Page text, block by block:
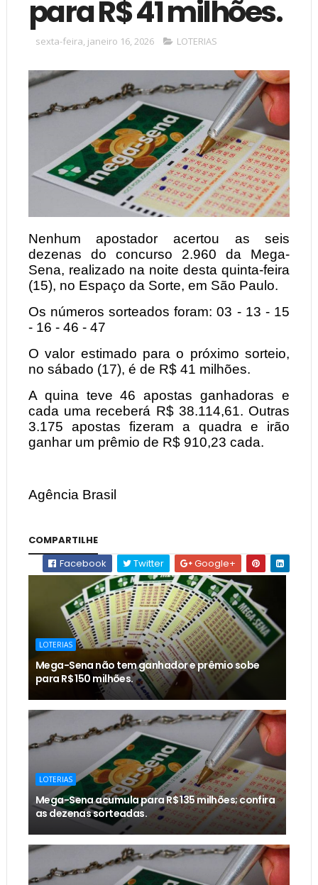
para R$ 41 milhões.
sexta-feira, janeiro 16, 2026 LOTERIAS
Nenhum apostador acertou as seis
dezenas do concurso 2.960 da Mega-
Sena, realizado na noite desta quinta-feira
(15), no Espaço da Sorte, em São Paulo.
Os números sorteados foram: 03 - 13 - 15
- 16 - 46 - 47
O valor estimado para o próximo sorteio,
no sábado (17), é de R$ 41 milhões.
A quina teve 46 apostas ganhadoras e
cada uma receberá R$ 38.114,61. Outras
3.175 apostas fizeram a quadra e irão
ganhar um prêmio de R$ 910,23 cada.
Agência Brasil
COMPARTILHE
Facebook
Twitter Google+
LOTERIAS
Mega-Sena não tem ganhador e prêmio sobe
para R$ 150 milhões.
LOTERIAS
Mega-Sena acumula para R$ 135 milhões; confira
as dezenas sorteadas.